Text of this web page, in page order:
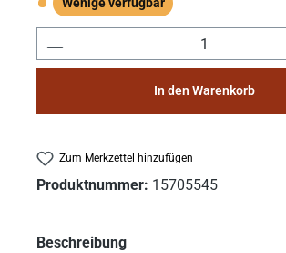
Wenige verfügbar
Wenige verfügbar
Produkt Anzahl: Gib den
In den Warenkorb
Zum Merkzettel hinzufügen
Produktnummer: 15705545
Beschreibung